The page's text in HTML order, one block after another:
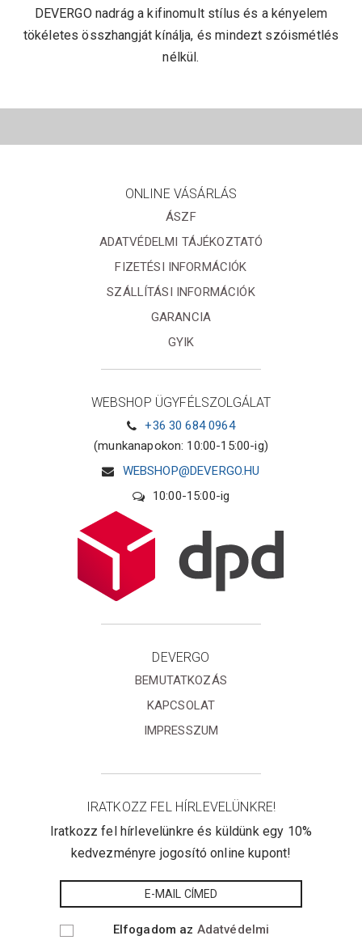
DEVERGO nadrág a kifinomult stílus és a kényelem
tökéletes összhangját kínálja, és mindezt szóismétlés
nélkül.
ONLINE VÁSÁRLÁS
ÁSZF
ADATVÉDELMI TÁJÉKOZTATÓ
FIZETÉSI INFORMÁCIÓK
SZÁLLÍTÁSI INFORMÁCIÓK
GARANCIA
GYIK
WEBSHOP ÜGYFÉLSZOLGÁLAT
+36 30 684 0964
(munkanapokon: 10:00-15:00-ig)
WEBSHOP@DEVERGO.HU
10:00-15:00-ig
DEVERGO
BEMUTATKOZÁS
KAPCSOLAT
IMPRESSZUM
IRATKOZZ FEL HÍRLEVELÜNKRE!
Iratkozz fel hírlevelünkre és küldünk egy 10%
kedvezményre jogosító online kupont!
Elfogadom az Adatvédelmi